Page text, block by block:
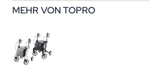
MEHR VON TOPRO